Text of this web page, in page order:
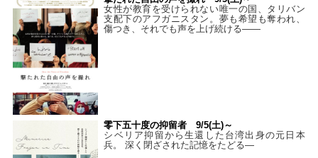
女性が教育を受けられない唯一の国、タリバン
支配下のアフガニスタン。夢も希望も奪われ、
傷つき、それでも声を上げ続ける——
零下五十度の抑留者 9/5(土)～
シベリア抑留から生還した台湾出身の元日本
兵。 深く閉ざされた記憶をたどる—